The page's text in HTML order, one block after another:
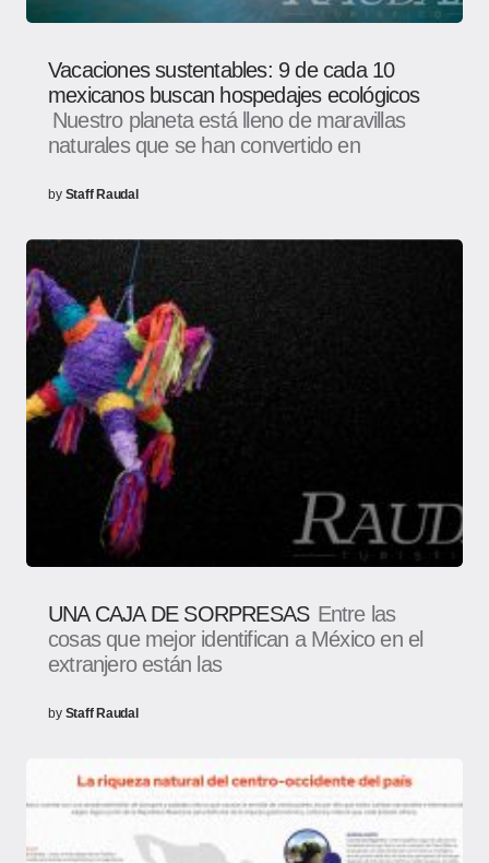
Vacaciones sustentables: 9 de cada 10
mexicanos buscan hospedajes ecológicos
Nuestro planeta está lleno de maravillas
naturales que se han convertido en
by Staff Raudal
UNA CAJA DE SORPRESAS Entre las
cosas que mejor identifican a México en el
extranjero están las
by Staff Raudal